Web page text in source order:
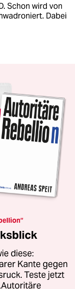
Schon wird von
Dabei
diese:
Kante gegen
Teste jetzt